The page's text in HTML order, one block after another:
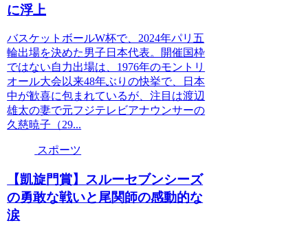
に浮上
バスケットボールW杯で、2024年パリ五
輪出場を決めた男子日本代表。開催国枠
ではない自力出場は、1976年のモントリ
オール大会以来48年ぶりの快挙で、日本
中が歓喜に包まれているが、注目は渡辺
雄太の妻で元フジテレビアナウンサーの
久慈暁子（29...
スポーツ
【凱旋門賞】スルーセブンシーズ
の勇敢な戦いと尾関師の感動的な
涙